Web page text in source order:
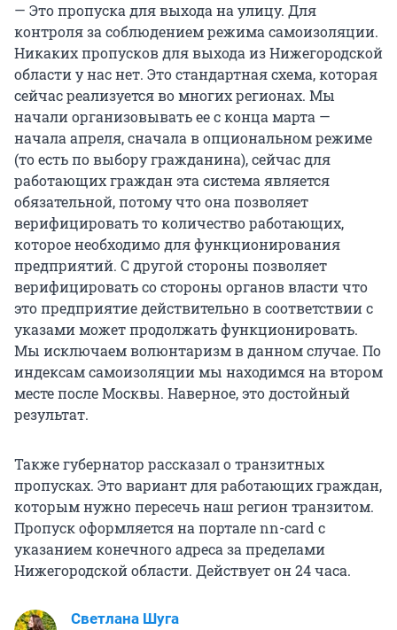
— Это пропуска для выхода на улицу. Для
контроля за соблюдением режима самоизоляции.
Никаких пропусков для выхода из Нижегородской
области у нас нет. Это стандартная схема, которая
сейчас реализуется во многих регионах. Мы
начали организовывать ее с конца марта —
начала апреля, сначала в опциональном режиме
(то есть по выбору гражданина), сейчас для
работающих граждан эта система является
обязательной, потому что она позволяет
верифицировать то количество работающих,
которое необходимо для функционирования
предприятий. С другой стороны позволяет
верифицировать со стороны органов власти что
это предприятие действительно в соответствии с
указами может продолжать функционировать.
Мы исключаем волюнтаризм в данном случае. По
индексам самоизоляции мы находимся на втором
месте после Москвы. Наверное, это достойный
результат.
Также губернатор рассказал о транзитных
пропусках. Это вариант для работающих граждан,
которым нужно пересечь наш регион транзитом.
Пропуск оформляется на портале nn-card с
указанием конечного адреса за пределами
Нижегородской области. Действует он 24 часа.
Светлана Шуга